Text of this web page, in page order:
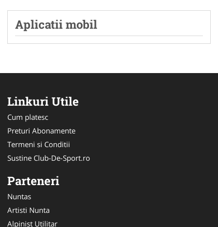
Aplicatii mobil
Linkuri Utile
Cum platesc
Preturi Abonamente
Termeni si Conditii
Sustine Club-De-Sport.ro
Parteneri
Nuntas
Artisti Nunta
Alpinist Utilitar